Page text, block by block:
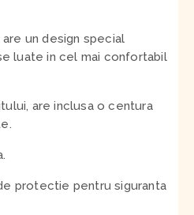
un design special
luate in cel mai confortabil
are inclusa o centura
protectie pentru siguranta